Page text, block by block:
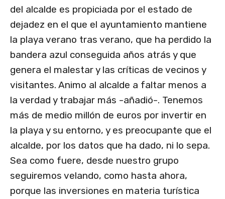
del alcalde es propiciada por el estado de
dejadez en el que el ayuntamiento mantiene
la playa verano tras verano, que ha perdido la
bandera azul conseguida años atrás y que
genera el malestar y las críticas de vecinos y
visitantes. Animo al alcalde a faltar menos a
la verdad y trabajar más -añadió-. Tenemos
más de medio millón de euros por invertir en
la playa y su entorno, y es preocupante que el
alcalde, por los datos que ha dado, ni lo sepa.
Sea como fuere, desde nuestro grupo
seguiremos velando, como hasta ahora,
porque las inversiones en materia turística